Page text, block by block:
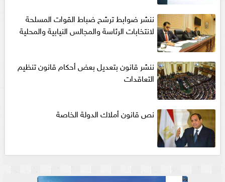
ننشر ضوابط ترشح ضباط القوات المسلحة
لانتخابات الرئاسة والمجالس النيابية والمحلية‎
ننشر قانون بتعديل بعض أحكام قانون تنظيم
التعاقدات
نص قانون أملاك الدولة الخاصة